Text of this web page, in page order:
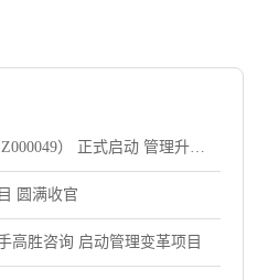
） 正式启动 管理升级&
圆满收官
高胜咨询 启动管理变革项目